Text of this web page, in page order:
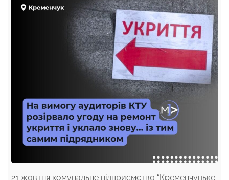
21 жовтня комунальне підприємство “Кременчуцьке